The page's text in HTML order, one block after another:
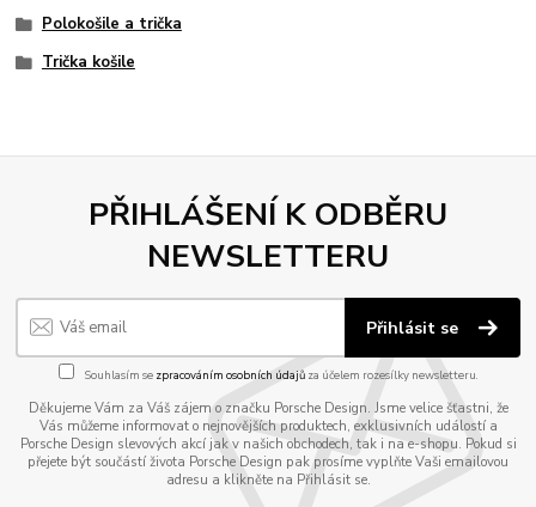
Polokošile a trička
Trička košile
PŘIHLÁŠENÍ K ODBĚRU
NEWSLETTERU
Přihlásit se
Souhlasím se zpracováním osobních údajůza účelem rozesílky newsletteru.
Děkujeme Vám za Váš zájem o značku Porsche Design. Jsme velice šťastni, že
Vás můžeme informovat o nejnovějších produktech, exklusivních událostí a
Porsche Design slevových akcí jak v našich obchodech, tak i na e-shopu. Pokud si
přejete být součástí života Porsche Design pak prosíme vyplňte Vaši emailovou
adresu a klikněte na Přihlásit se.